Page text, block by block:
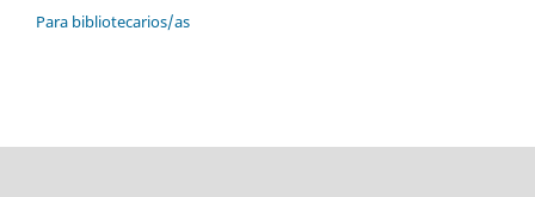
Para bibliotecarios/as